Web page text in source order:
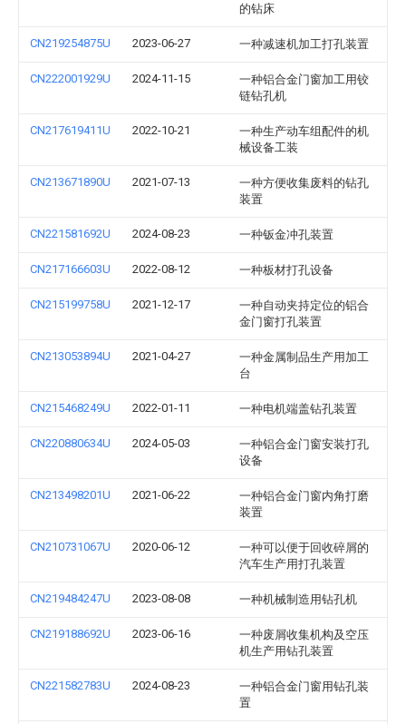
的钻床
CN219254875U 2023-06-27 一种减速机加工打孔装置
CN222001929U 2024-11-15
一种铝合金门窗加工用铰
链钻孔机
CN217619411U 2022-10-21
一种生产动车组配件的机
械设备工装
CN213671890U 2021-07-13
一种方便收集废料的钻孔
装置
CN221581692U 2024-08-23 一种钣金冲孔装置
CN217166603U 2022-08-12 一种板材打孔设备
CN215199758U 2021-12-17
一种自动夹持定位的铝合
金门窗打孔装置
CN213053894U 2021-04-27
一种金属制品生产用加工
台
CN215468249U 2022-01-11 一种电机端盖钻孔装置
CN220880634U 2024-05-03
一种铝合金门窗安装打孔
设备
CN213498201U 2021-06-22
一种铝合金门窗内角打磨
装置
CN210731067U 2020-06-12
一种可以便于回收碎屑的
汽车生产用打孔装置
CN219484247U 2023-08-08 一种机械制造用钻孔机
CN219188692U 2023-06-16
一种废屑收集机构及空压
机生产用钻孔装置
CN221582783U 2024-08-23
一种铝合金门窗用钻孔装
置